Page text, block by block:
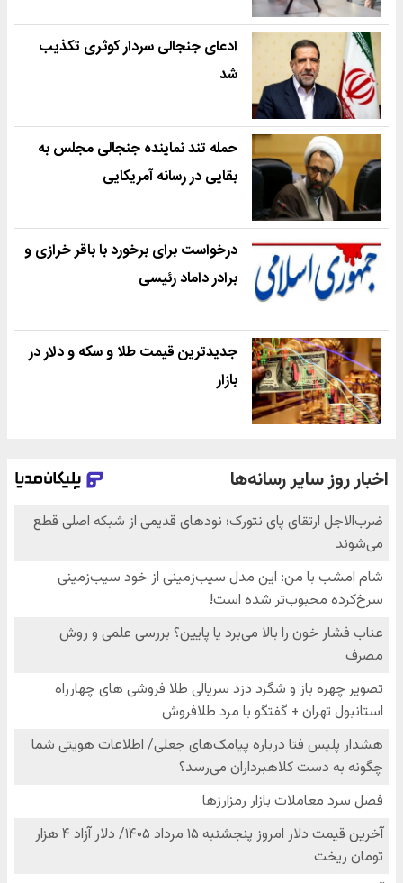
ادعای جنجالی سردار کوثری تکذیب
شد
حمله تند نماینده جنجالی مجلس به
بقایی در رسانه آمریکایی
درخواست برای برخورد با باقر خرازی و
برادر داماد رئیسی
جدیدترین قیمت طلا و سکه و دلار در
بازار